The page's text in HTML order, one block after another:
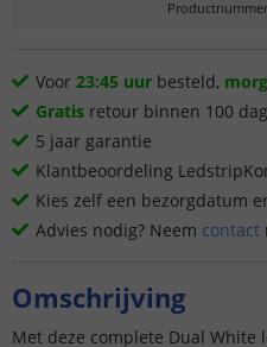
Productnummer
Voor 23:45 uur besteld,
Gratis retour binnen 100
5 jaar garantie
Klantbeoordeling
Kies zelf een bezorgdatum
Advies nodig? Neem contact
Omschrijving
Met deze complete Dual